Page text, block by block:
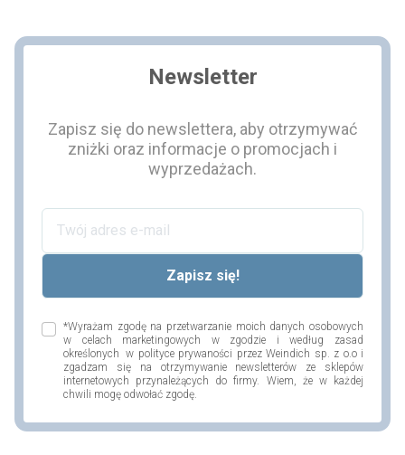
Newsletter
Zapisz się do newslettera, aby otrzymywać
zniżki oraz informacje o promocjach i
wyprzedażach.
*Wyrażam zgodę na przetwarzanie moich danych osobowych
w celach marketingowych w zgodzie i według zasad
określonych w polityce prywaności przez Weindich sp. z o.o i
zgadzam się na otrzymywanie newsletterów ze sklepów
internetowych przynależących do firmy. Wiem, że w każdej
chwili mogę odwołać zgodę.